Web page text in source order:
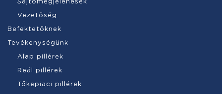
Sajtómegjelenések
Vezetőség
Befektetőknek
Tevékenységünk
Alap pillérek
Reál pillérek
Tőkepiaci pillérek